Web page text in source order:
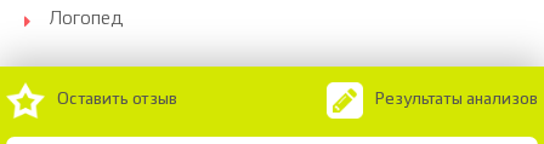
Логопед
Оставить отзыв Результаты анализов